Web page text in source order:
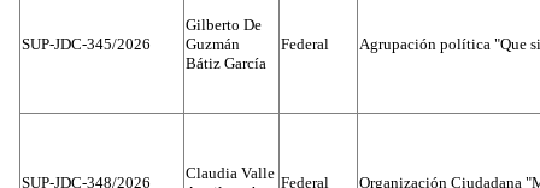
SUP-JDC-345/2026
Gilberto De
Guzmán
Bátiz García
Federal Agrupación política "Que
SUP-JDC-348/2026
Claudia Valle
Federal Organización Ciudadana